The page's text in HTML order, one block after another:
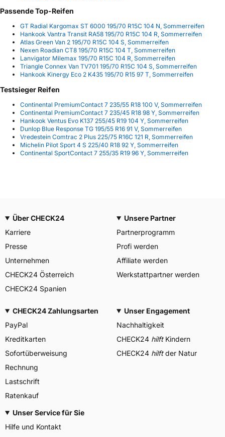
Passende Top-Reifen
GT Radial Kargomax ST 6000 195/70 R15C 104 N, Sommerreifen
Hankook Vantra Transit RA58 195/70 R15C 104 R, Sommerreifen
Atlas Green Van 2 195/70 R15C 104 S, Sommerreifen
Nexen Roadian CT8 195/70 R15C 104 T, Sommerreifen
Lanvigator Milemax 195/70 R15C 104 R, Sommerreifen
Triangle Connex Van TV701 195/70 R15C 104 S, Sommerreifen
Hankook Kinergy Eco 2 K435 195/70 R15 97 T, Sommerreifen
Testsieger Reifen
Continental PremiumContact 7 235/55 R18 100 V, Sommerreifen
Continental PremiumContact 7 235/45 R18 98 Y, Sommerreifen
Hankook Ventus Evo K137 255/45 R19 104 Y, Sommerreifen
Dunlop Blue Response TG 195/55 R16 91 V, Sommerreifen
Vredestein Comtrac 2 Plus 225/75 R16C 121 R, Sommerreifen
Michelin Pilot Sport 4 S 225/40 R18 92 Y, Sommerreifen
Continental SportContact 7 255/35 R19 96 Y, Sommerreifen
Über CHECK24
Karriere
Presse
Unternehmen
CHECK24 Österreich
CHECK24 Spanien
Unsere Partner
Partnerprogramm
Profi werden
Affiliate werden
Werkstattpartner werden
CHECK24 Zahlungsarten
PayPal
Kreditkarten
Sofortüberweisung
Rechnung
Lastschrift
Ratenkauf
Unser Engagement
Nachhaltigkeit
CHECK24 hilftKindern
CHECK24 hilftder Natur
Unser Service für Sie
Hilfe und Kontakt